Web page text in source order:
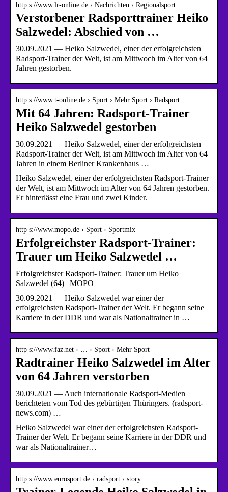
http s://www.lr-online.de › Nachrichten › Regionalsport
Verstorbener Radsporttrainer Heiko
Salzwedel: Abschied von …
30.09.2021 — Heiko Salzwedel, einer der erfolgreichsten
Radsport-Trainer der Welt, ist am Mittwoch im Alter von 64
Jahren gestorben.
http s://www.t-online.de › Sport › Mehr Sport › Radsport
Mit 64 Jahren: Radsport-Trainer
Heiko Salzwedel gestorben
30.09.2021 — Heiko Salzwedel, einer der erfolgreichsten
Radsport-Trainer der Welt, ist am Mittwoch im Alter von 64
Jahren in einem Berliner Krankenhaus …
Heiko Salzwedel, einer der erfolgreichsten Radsport-Trainer
der Welt, ist am Mittwoch im Alter von 64 Jahren gestorben.
Er hinterlässt eine Frau und zwei Kinder.
http s://www.mopo.de › Sport › Sportmix
Erfolgreichster Radsport-Trainer:
Trauer um Heiko Salzwedel …
Erfolgreichster Radsport-Trainer: Trauer um Heiko
Salzwedel (64) | MOPO
30.09.2021 — Heiko Salzwedel war einer der
erfolgreichsten Radsport-Trainer der Welt. Er begann seine
Karriere in der DDR und war als Nationaltrainer in …
http s://www.faz.net › … › Sport › Mehr Sport
Radtrainer Heiko Salzwedel im Alter
von 64 Jahren verstorben
30.09.2021 — Auch internationale Radsport-Medien
berichteten vom Tod des gebürtigen Thüringers. (radsport-
news.com) …
Heiko Salzwedel war einer der erfolgreichsten Radsport-
Trainer der Welt. Er begann seine Karriere in der DDR und
war als Nationaltrainer…
http s://www.eurosport.de › radsport › story